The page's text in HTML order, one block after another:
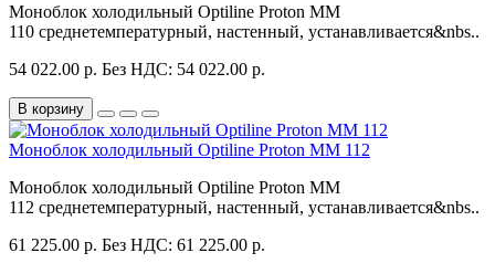
Моноблок холодильный Optiline Proton MM
110 среднетемпературный, настенный, устанавливается&nbs..
54 022.00 р. Без НДС: 54 022.00 р.
В корзину
Моноблок холодильный Optiline Proton MM 112
Моноблок холодильный Optiline Proton MM
112 среднетемпературный, настенный, устанавливается&nbs..
61 225.00 р. Без НДС: 61 225.00 р.